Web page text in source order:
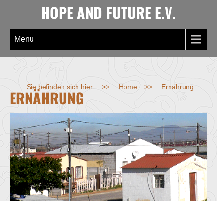
HOPE AND FUTURE E.V.
Menu
Sie befinden sich hier: >> Home >> Ernährung
ERNÄHRUNG